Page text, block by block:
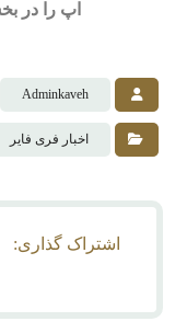
اپ را در
Adminkaveh
اخبار فری فایر